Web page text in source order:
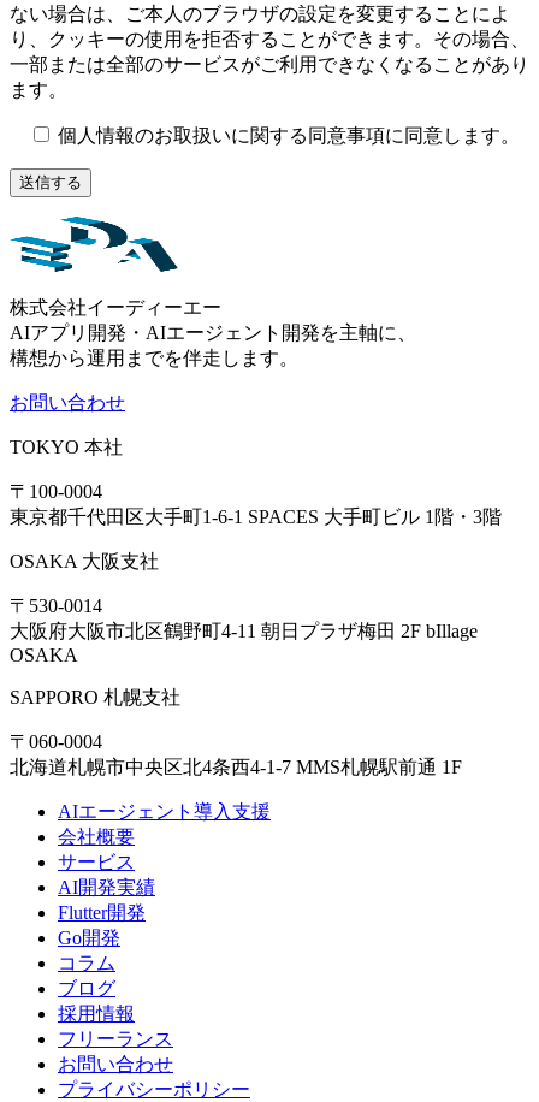
ない場合は、ご本人のブラウザの設定を変更することによ
り、クッキーの使用を拒否することができます。その場合、
一部または全部のサービスがご利用できなくなることがあり
ます。
個人情報のお取扱いに関する同意事項に同意します。
株式会社イーディーエー
AIアプリ開発・AIエージェント開発を主軸に、
構想から運用までを伴走します。
お問い合わせ
TOKYO 本社
〒100-0004
東京都千代田区大手町1-6-1 SPACES 大手町ビル 1階・3階
OSAKA 大阪支社
〒530-0014
大阪府大阪市北区鶴野町4-11 朝日プラザ梅田 2F bIllage
OSAKA
SAPPORO 札幌支社
〒060-0004
北海道札幌市中央区北4条西4-1-7 MMS札幌駅前通 1F
AIエージェント導入支援
会社概要
サービス
AI開発実績
Flutter開発
Go開発
コラム
ブログ
採用情報
フリーランス
お問い合わせ
プライバシーポリシー